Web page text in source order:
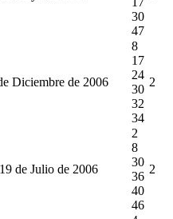
30
47
Diciembre de 2006
8
17
24
30
32
34
2
de Julio de 2006
2
8
30
36
40
46
2